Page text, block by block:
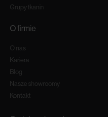
Grupy tkanin
O firmie
O nas
Kariera
Blog
Nasze showroomy
Kontakt